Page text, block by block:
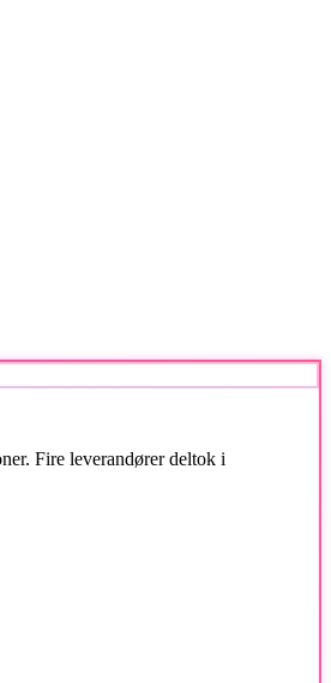
Fire leverandører deltok i